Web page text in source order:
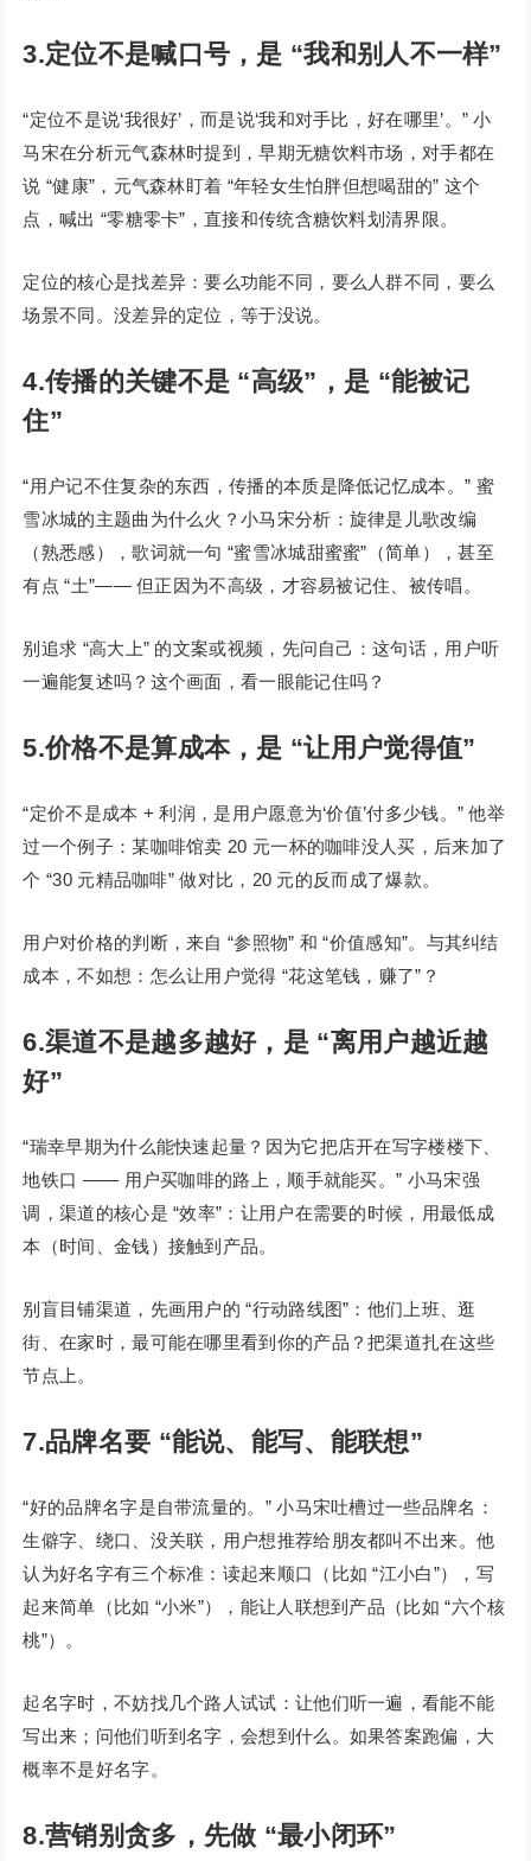
3.定位不是喊口号，是 “我和别人不一样”
“定位不是说‘我很好’，而是说‘我和对手比，好在哪里’。” 小
马宋在分析元气森林时提到，早期无糖饮料市场，对手都在
说 “健康”，元气森林盯着 “年轻女生怕胖但想喝甜的” 这个
点，喊出 “零糖零卡”，直接和传统含糖饮料划清界限。
定位的核心是找差异：要么功能不同，要么人群不同，要么
场景不同。没差异的定位，等于没说。
4.传播的关键不是 “高级”，是 “能被记
住”
“用户记不住复杂的东西，传播的本质是降低记忆成本。” 蜜
雪冰城的主题曲为什么火？小马宋分析：旋律是儿歌改编
（熟悉感），歌词就一句 “蜜雪冰城甜蜜蜜”（简单），甚至
有点 “土”—— 但正因为不高级，才容易被记住、被传唱。
别追求 “高大上” 的文案或视频，先问自己：这句话，用户听
一遍能复述吗？这个画面，看一眼能记住吗？
5.价格不是算成本，是 “让用户觉得值”
“定价不是成本 + 利润，是用户愿意为‘价值’付多少钱。” 他举
过一个例子：某咖啡馆卖 20 元一杯的咖啡没人买，后来加了
个 “30 元精品咖啡” 做对比，20 元的反而成了爆款。
用户对价格的判断，来自 “参照物” 和 “价值感知”。与其纠结
成本，不如想：怎么让用户觉得 “花这笔钱，赚了”？
6.渠道不是越多越好，是 “离用户越近越
好”
“瑞幸早期为什么能快速起量？因为它把店开在写字楼楼下、
地铁口 —— 用户买咖啡的路上，顺手就能买。” 小马宋强
调，渠道的核心是 “效率”：让用户在需要的时候，用最低成
本（时间、金钱）接触到产品。
别盲目铺渠道，先画用户的 “行动路线图”：他们上班、逛
街、在家时，最可能在哪里看到你的产品？把渠道扎在这些
节点上。
7.品牌名要 “能说、能写、能联想”
“好的品牌名字是自带流量的。” 小马宋吐槽过一些品牌名：
生僻字、绕口、没关联，用户想推荐给朋友都叫不出来。他
认为好名字有三个标准：读起来顺口（比如 “江小白”），写
起来简单（比如 “小米”），能让人联想到产品（比如 “六个核
桃”）。
起名字时，不妨找几个路人试试：让他们听一遍，看能不能
写出来；问他们听到名字，会想到什么。如果答案跑偏，大
概率不是好名字。
8.营销别贪多，先做 “最小闭环”